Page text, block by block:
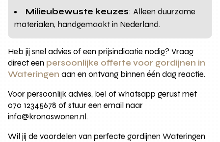
Milieubewuste keuzes: Alleen duurzame
materialen, handgemaakt in Nederland.
Heb jij snel advies of een prijsindicatie nodig? Vraag
direct een persoonlijke offerte voor gordijnen in
Wateringen aan en ontvang binnen één dag reactie.
Voor persoonlijk advies, bel of whatsapp gerust met
070 12345678 of stuur een email naar
info@kronoswonen.nl.
Wil jij de voordelen van perfecte gordijnen Wateringen